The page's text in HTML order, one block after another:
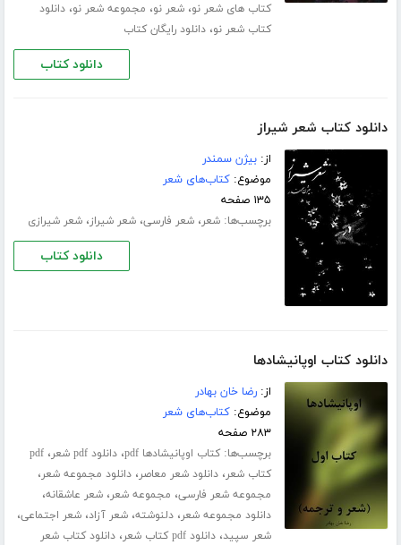
کتاب های شعر نو،شعر نو، مجموعه شعر نو،دانلود
کتاب شعر نو،دانلود رایگان کتاب
دانلود کتاب
دانلود کتاب شعر شیراز
از:بیژن سمندر
موضوع:کتاب‌های شعر
۱۳۵ صفحه
برچسب‌ها:شعر،شعر فارسی،شعر شیراز،شعر شیرازی
دانلود کتاب
دانلود کتاب اوپانیشادها
از:رضا خان بهادر
موضوع:کتاب‌های شعر
۲۸۳ صفحه
برچسب‌ها:کتاب اوپانیشادها pdf ،دانلود pdf شعر ،pdf
کتاب شعر،دانلود شعر معاصر،دانلود مجموعه شعر،
مجموعه شعر فارسی، مجموعه شعر،شعر عاشقانه،
دانلود مجموعه شعر،دلنوشته،شعر آزاد،شعر اجتماعی،
شعر سپید،دانلود pdf کتاب شعر ،دانلود کتاب شعر